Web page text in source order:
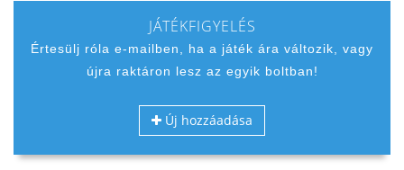
JÁTÉKFIGYELÉS
Értesülj róla e-mailben, ha a játék ára változik, vagy
újra raktáron lesz az egyik boltban!
Új hozzáadása